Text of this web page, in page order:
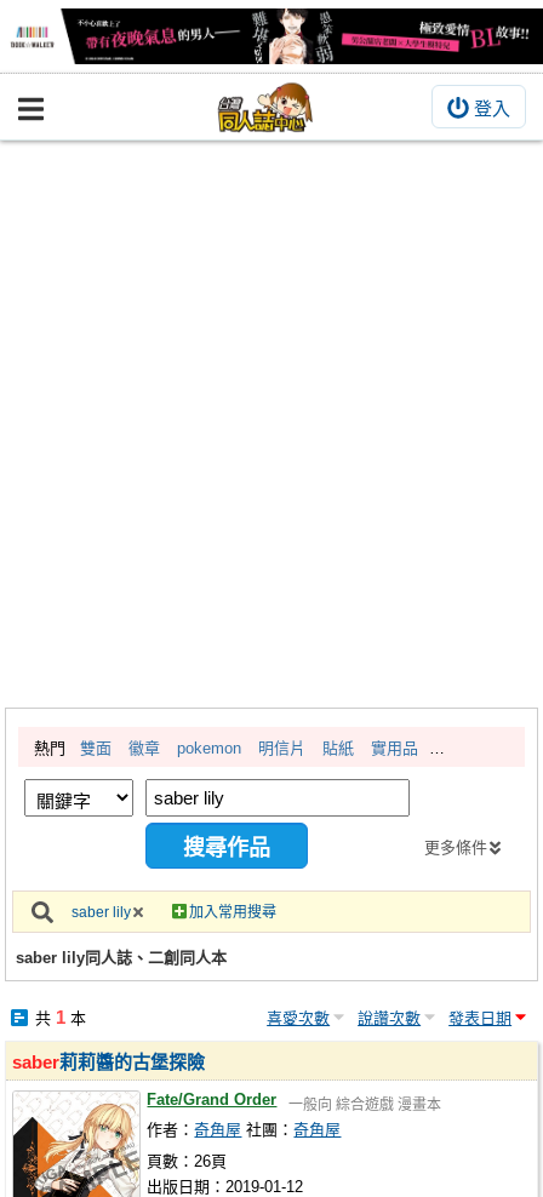
登入
BOOKY書集倉庫
繪圖藝廊
交流中心
攤位轉讓區
會員中心
註冊會員
熱門 雙面 徽章 pokemon 明信片 貼紙 實用品
更多條件
saber lily 加入常用搜尋
saber lily同人誌、二創同人本
共 1本 喜愛次數 說讚次數 發表日期
saber莉莉醬的古堡探險
Fate/Grand Order 一般向 綜合遊戲 漫畫本
作者：奇角屋 社團：奇角屋
頁數：26頁
出版日期：2019-01-12